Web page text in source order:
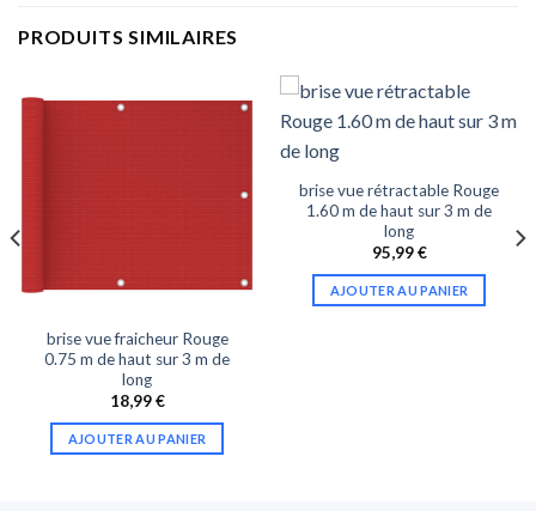
PRODUITS SIMILAIRES
brise vue fraicheur Rouge
0.75 m de haut sur 3 m de
long
18,99€
AJOUTER AU PANIER
brise vue rétractable Rouge
1.60 m de haut sur 3 m de
long
95,99€
AJOUTER AU PANIER